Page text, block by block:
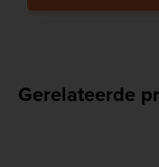
Gerelateerde